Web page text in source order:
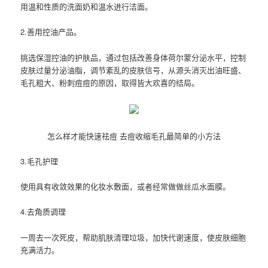
用温和性质的洗面奶和温水进行洁面。
2.善用控油产品。
挑选保湿控油的护肤品，通过包括改善身体荷尔蒙分泌水平，控制
皮肤过量分泌油脂，调节紊乱的皮肤信号，从源头消灭出油旺盛、
毛孔粗大、粉刺痘痘的原因，取得皆大欢喜的结局。
怎么样才能快速祛痘 去痘收缩毛孔最简单的小方法
3.毛孔护理
使用具有收敛效果的化妆水敷面，或者经常做做丝瓜水面膜。
4.去角质调理
一周去一次死皮，帮助肌肤清理垃圾，加快代谢速度，使皮肤细胞
充满活力。